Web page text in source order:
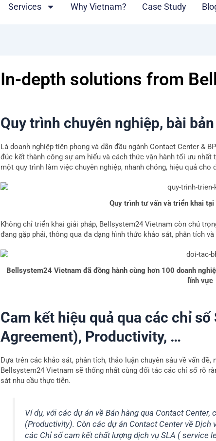
Services Why Vietnam? Case Study
In-depth solutions from
Quy trình chuyên nghiệp, bài bản
Là doanh nghiệp tiên phong và dẫn đầu ngành Contact Center &
đúc kết thành công sự am hiểu và cách thức vận hành tối ưu
một quy trình làm việc chuyên nghiệp, nhanh chóng, hiệu quả cho
Quy trình tư vấn và triển khai
Không chỉ triển khai giải pháp, Bellsystem24 Vietnam còn chú
đang gặp phải, thông qua đa dạng hình thức khảo sát, phân tích
Bellsystem24 Vietnam đã đồng hành cùng hơn 100 doanh
lĩnh vực
Cam kết hiệu quả qua các chỉ
Agreement), Productivity, …
Dựa trên các khảo sát, phân tích, thảo luận chuyên sâu về vấn
Bellsystem24 Vietnam sẽ thống nhất cùng đối tác các chỉ số rõ
sát nhu cầu thực tiễn.
Ví dụ, với các dự án về Bán hàng qua Contact
(Productivity). Còn các dự án Contact Center về Dịch
các Chỉ số cam kết chất lượng dịch vụ SLA ( service